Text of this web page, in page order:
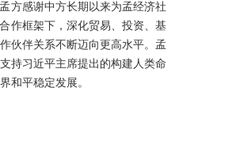
方感谢中方长期以来为孟经济社
作框架下，深化贸易、投资、基
伙伴关系不断迈向更高水平。孟
持习近平主席提出的构建人类命
和平稳定发展。